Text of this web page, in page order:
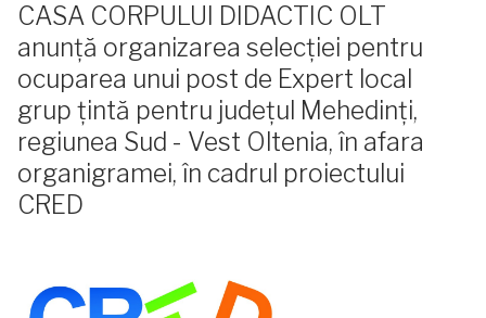
CASA CORPULUI DIDACTIC OLT
anunță organizarea selecţiei pentru
ocuparea unui post de Expert local
grup țintă pentru județul Mehedinți,
regiunea Sud - Vest Oltenia, în afara
organigramei, în cadrul proiectului
CRED